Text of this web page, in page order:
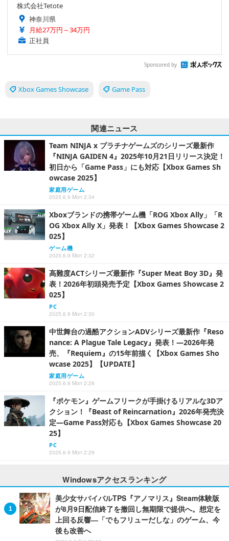
株式会社Tetote
神奈川県
月給27万円～34万円
正社員
Sponsored by
Xbox Games Showcase Game Pass
関連ニュース
Team NINJA x プラチナゲームズのシリーズ最新作
『NINJA GAIDEN 4』2025年10月21日リリース決定！
初日から「Game Pass」にも対応【Xbox Games Sh
owcase 2025】
家庭用ゲーム
2025.6.9 Mon 2:34
Xboxブランドの携帯ゲーム機「ROG Xbox Ally」「R
OG Xbox Ally X」発表！【Xbox Games Showcase 2
025】
ゲーム機
2025.6.9 Mon 2:32
高難度ACTシリーズ最新作『Super Meat Boy 3D』発
表！2026年初頭発売予定【Xbox Games Showcase 2
025】
PC
2025.6.9 Mon 2:30
中世舞台の過酷アクションADVシリーズ最新作『Reso
nance: A Plague Tale Legacy』発表！―2026年発
売、『Requiem』の15年前描く【Xbox Games Sho
wcase 2025】【UPDATE】
家庭用ゲーム
2025.6.9 Mon 2:28
『ポケモン』ゲームフリークが手掛けるリアルな3Dア
クション！『Beast of Reincarnation』2026年発売決
定―Game Pass対応も【Xbox Games Showcase 20
25】
PC
2025.6.9 Mon 2:29
Windowsアクセスランキング
美少女サバイバルTPS『アノマリス』Steam体験版
が8月9日配信終了を撤回し無期限で提供へ。想定を
上回る反響―「でもフリューだしな」のゲーム、今
後も改善へ